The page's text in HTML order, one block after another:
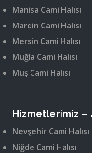
Manisa Cami Halısı
Mardin Cami Halısı
Mersin Cami Halısı
Muğla Cami Halısı
Muş Cami Halısı
Hizmetlerimiz –
Nevşehir Cami Halısı
Niğde Cami Halısı